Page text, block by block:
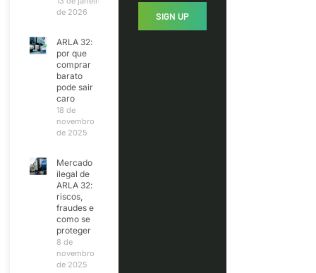
de 2026
ARLA 32:
por que
comprar
barato
pode sair
caro
18 de
novembro
de 2025
Mercado
ilegal de
ARLA 32:
riscos,
fraudes e
como se
proteger
8 de
novembro
de 2025
SIGN UP